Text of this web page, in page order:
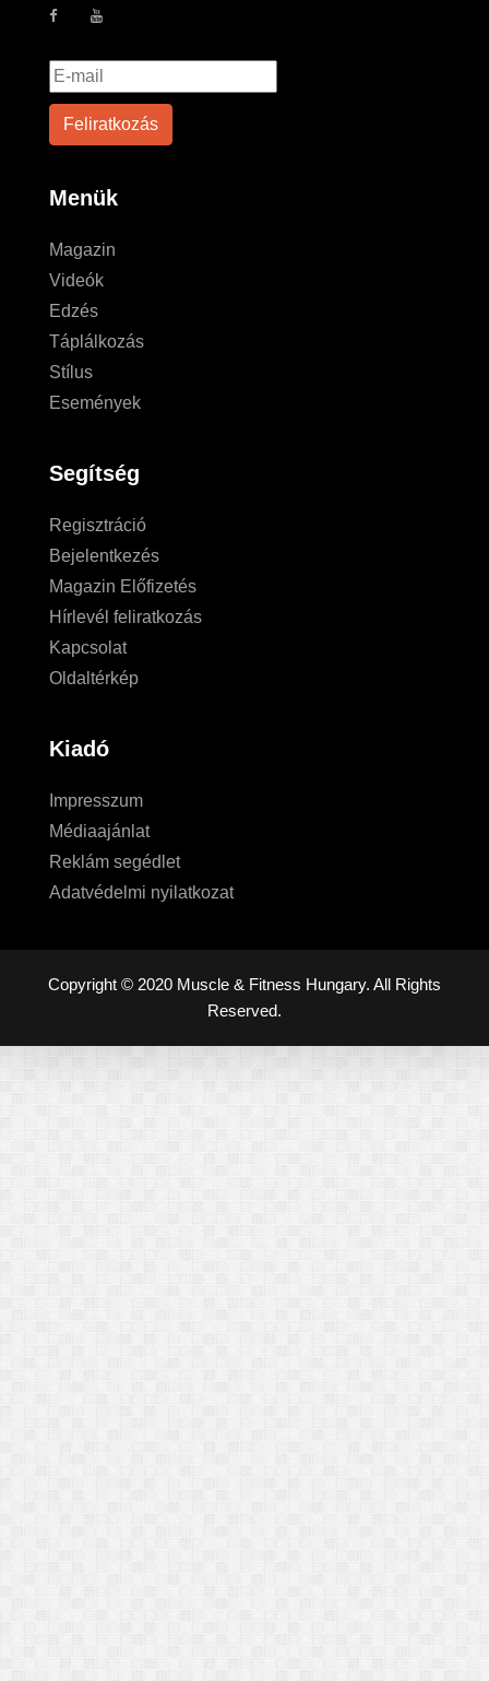
Menük
Magazin
Videók
Edzés
Táplálkozás
Stílus
Események
Segítség
Regisztráció
Bejelentkezés
Magazin Előfizetés
Hírlevél feliratkozás
Kapcsolat
Oldaltérkép
Kiadó
Impresszum
Médiaajánlat
Reklám segédlet
Adatvédelmi nyilatkozat
Copyright © 2020 Muscle & Fitness Hungary. All Rights
Reserved.